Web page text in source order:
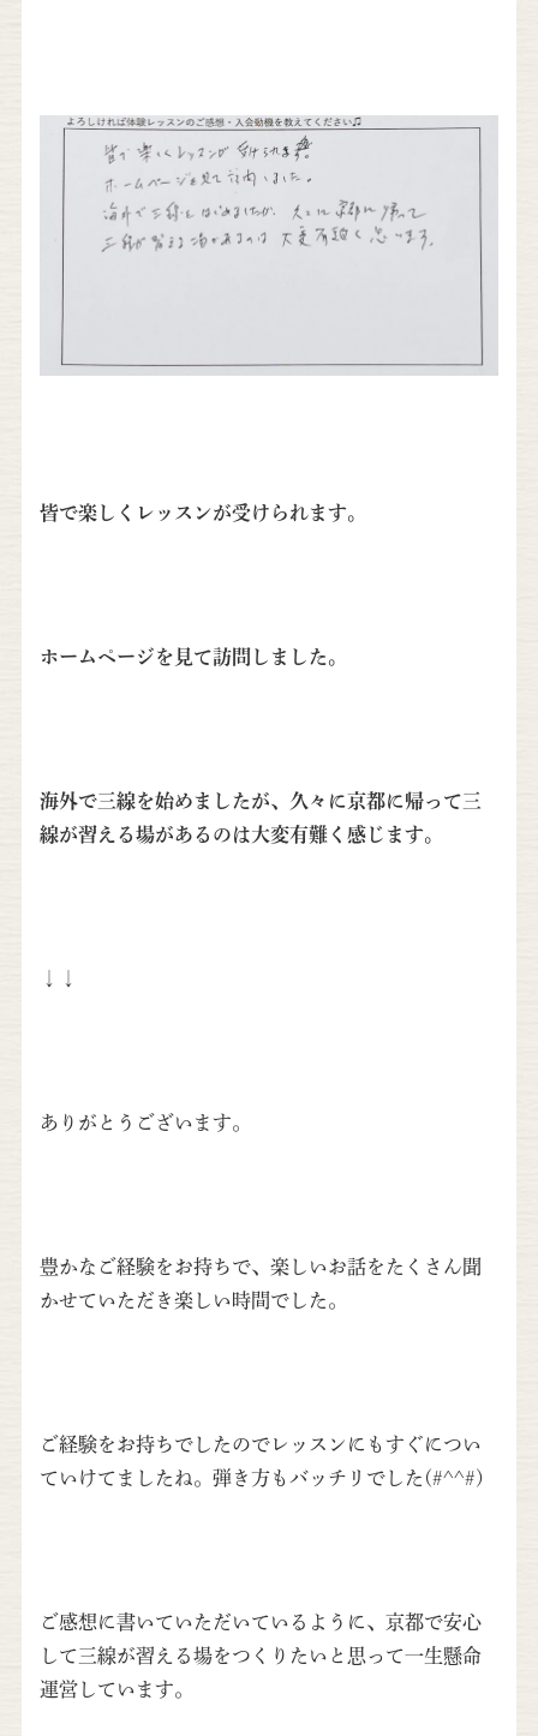
皆で楽しくレッスンが受けられます。
ホームページを見て訪問しました。
海外で三線を始めましたが、久々に京都に帰って三
線が習える場があるのは大変有難く感じます。
↓↓
ありがとうございます。
豊かなご経験をお持ちで、楽しいお話をたくさん聞
かせていただき楽しい時間でした。
ご経験をお持ちでしたのでレッスンにもすぐについ
ていけてましたね。弾き方もバッチリでした(#^^#)
ご感想に書いていただいているように、京都で安心
して三線が習える場をつくりたいと思って一生懸命
運営しています。